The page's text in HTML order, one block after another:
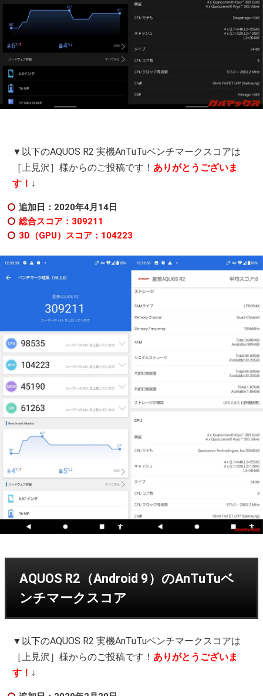
▼以下のAQUOS R2 実機AnTuTuベンチマークスコアは
［上見沢］様からのご投稿です！ ありがとうございま
す！ ↓
追加日：2020年4月14日
総合スコア：309211
3D（GPU）スコア：104223
AQUOS R2（Android 9）のAnTuTuベ
ンチマークスコア
▼以下のAQUOS R2 実機AnTuTuベンチマークスコアは
［上見沢］様からのご投稿です！ ありがとうございま
す！ ↓